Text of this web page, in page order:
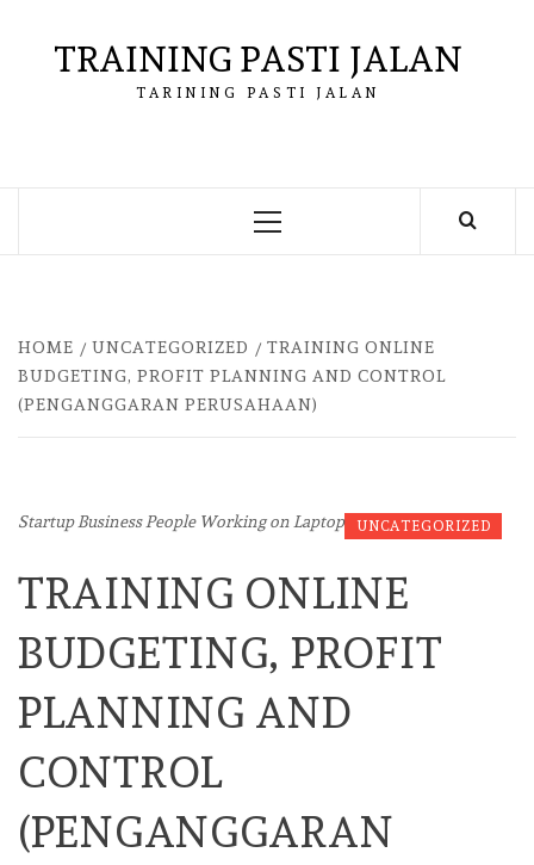
contentTRAINING PASTI JALAN
TARINING PASTI JALAN
Primary
HOME UNCATEGORIZED
TRAINING ONLINE
BUDGETING, PROFIT PLANNING AND CONTROL
(PENGANGGARAN PERUSAHAAN)
Startup Business People Working on Laptop UNCATEGORIZED
TRAINING ONLINE
BUDGETING, PROFIT
PLANNING AND
CONTROL
(PENGANGGARAN